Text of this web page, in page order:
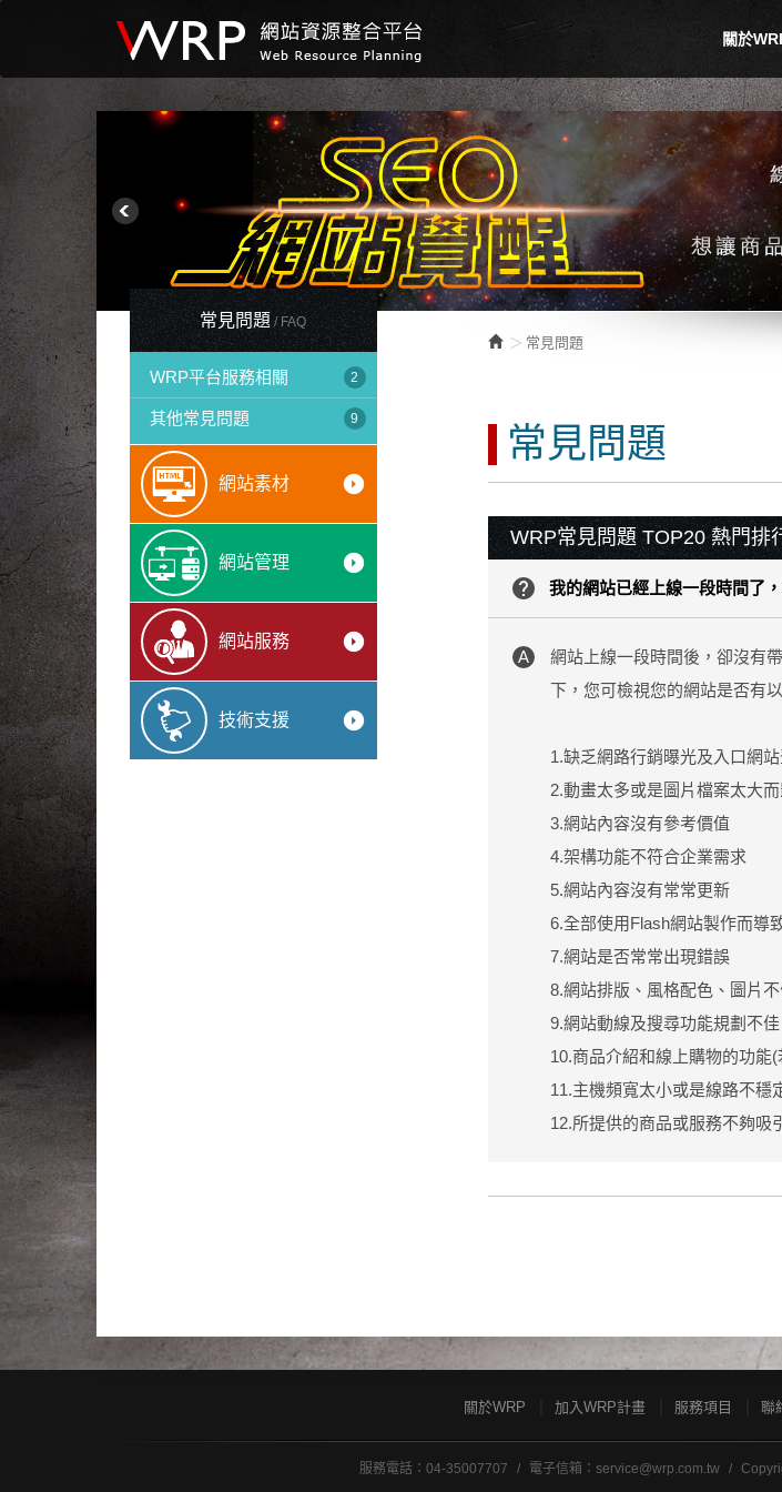
關於
常見問題
WRP平台服務相關 2
其他常見問題 9
網站素材 arrow_drop_down_circle
網站管理 arrow_drop_down_circle
網站服務 arrow_drop_down_circle
技術支援 arrow_drop_down_circle
常見問題
常見問題
WRP常見問題 TOP20 熱門排
help 我的網站已經上線一段時間了
網站上線一段時間後，卻沒有
下，您可檢視您的網站是否有
1.缺乏網路行銷曝光及入口網
2.動畫太多或是圖片檔案太大
3.網站內容沒有參考價值
4.架構功能不符合企業需求
5.網站內容沒有常常更新
6.全部使用Flash網站製作而導
7.網站是否常常出現錯誤
8.網站排版、風格配色、圖片
9.網站動線及搜尋功能規劃不
10.商品介紹和線上購物的功能
11.主機頻寬太小或是線路不穩
12.所提供的商品或服務不夠吸
關於WRP 加入WRP計畫 服務項目 聯
服務電話：04-35007707 電子信箱： service@wrp.com.tw